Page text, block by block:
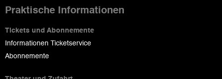
Praktische Informationen
Tickets und Abonnemente
Informationen Ticketservice
Abonnemente